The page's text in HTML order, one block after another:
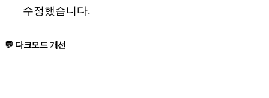
수정했습니다.
💬 다크모드 개선